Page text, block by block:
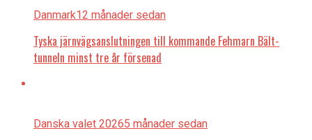
Danmark12 månader sedan
Tyska järnvägsanslutningen till kommande Fehmarn Bält-
tunneln minst tre år försenad
Danska valet 20265 månader sedan